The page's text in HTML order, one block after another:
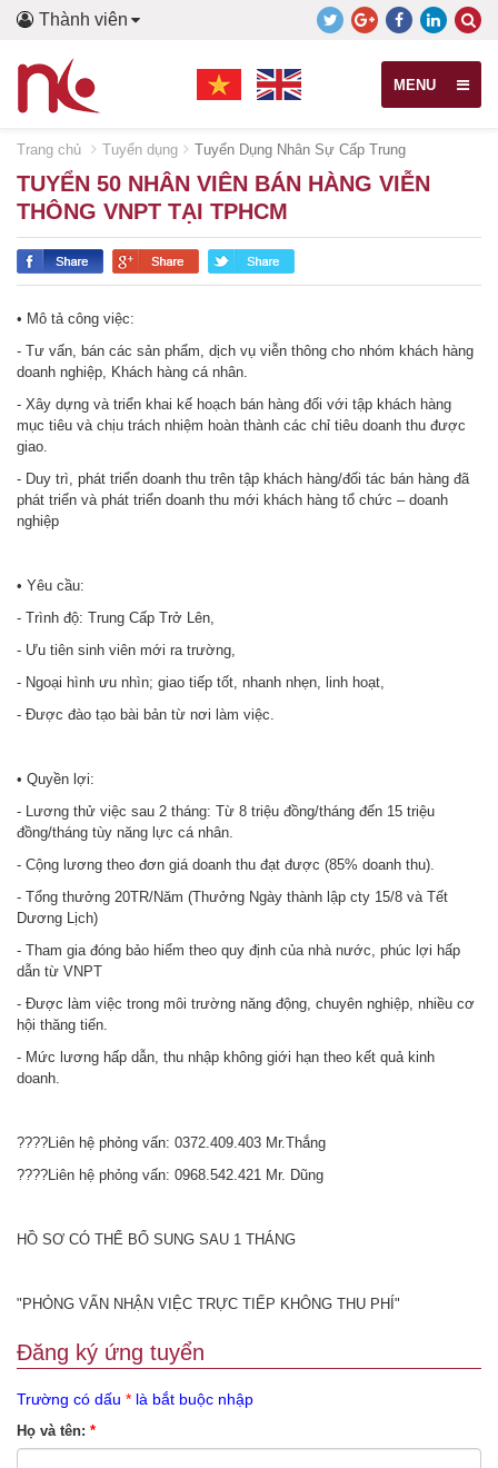
Thành viên
MENU
Trang chủ Tuyển dụng Tuyển Dụng Nhân Sự Cấp Trung
TUYỂN 50 NHÂN VIÊN BÁN HÀNG VIỄN
THÔNG VNPT TẠI TPHCM
• Mô tả công việc:
- Tư vấn, bán các sản phẩm, dịch vụ viễn thông cho nhóm khách hàng
doanh nghiệp, Khách hàng cá nhân.
- Xây dựng và triển khai kế hoạch bán hàng đối với tập khách hàng
mục tiêu và chịu trách nhiệm hoàn thành các chỉ tiêu doanh thu được
giao.
- Duy trì, phát triển doanh thu trên tập khách hàng/đối tác bán hàng đã
phát triển và phát triển doanh thu mới khách hàng tổ chức – doanh
nghiệp
• Yêu cầu:
- Trình độ: Trung Cấp Trở Lên,
- Ưu tiên sinh viên mới ra trường,
- Ngoại hình ưu nhìn; giao tiếp tốt, nhanh nhẹn, linh hoạt,
- Được đào tạo bài bản từ nơi làm việc.
• Quyền lợi:
- Lương thử việc sau 2 tháng: Từ 8 triệu đồng/tháng đến 15 triệu
đồng/tháng tùy năng lực cá nhân.
- Cộng lương theo đơn giá doanh thu đạt được (85% doanh thu).
- Tổng thưởng 20TR/Năm (Thưởng Ngày thành lập cty 15/8 và Tết
Dương Lịch)
- Tham gia đóng bảo hiểm theo quy định của nhà nước, phúc lợi hấp
dẫn từ VNPT
- Được làm việc trong môi trường năng động, chuyên nghiệp, nhiều cơ
hội thăng tiến.
- Mức lương hấp dẫn, thu nhập không giới hạn theo kết quả kinh
doanh.
????Liên hệ phỏng vấn: 0372.409.403 Mr.Thắng
????Liên hệ phỏng vấn: 0968.542.421 Mr. Dũng
HỒ SƠ CÓ THỂ BỔ SUNG SAU 1 THÁNG
"PHỎNG VẤN NHẬN VIỆC TRỰC TIẾP KHÔNG THU PHÍ"
Đăng ký ứng tuyển
Trường có dấu * là bắt buộc nhập
Họ và tên: *